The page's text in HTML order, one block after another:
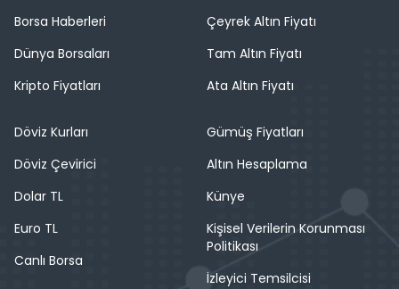
Borsa Haberleri
Dünya Borsaları
Kripto Fiyatları
Çeyrek Altın Fiyatı
Tam Altın Fiyatı
Ata Altın Fiyatı
Döviz Kurları
Döviz Çevirici
Dolar TL
Euro TL
Canlı Borsa
Gümüş Fiyatları
Altın Hesaplama
Künye
Kişisel Verilerin Korunması
Politikası
İzleyici Temsilcisi